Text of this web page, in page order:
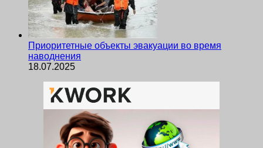
Приоритетные объекты эвакуации во время
наводнения
18.07.2025